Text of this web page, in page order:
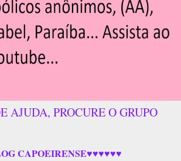
AJUDA, PROCURE O GRUPO
CAPOEIRENSE♥♥♥♥♥♥